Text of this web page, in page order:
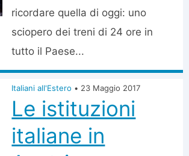
ricordare quella di oggi: uno
sciopero dei treni di 24 ore in
tutto il Paese...
Italiani all'Estero • 23 Maggio 2017
Le istituzioni
italiane in